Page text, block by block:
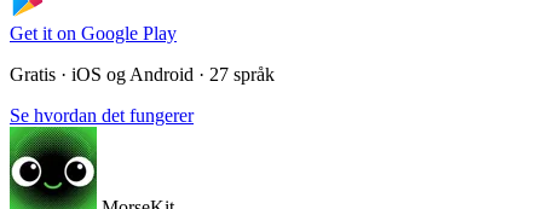
Get it on Google Play
Gratis · iOS og Android · 27 språk
Se hvordan det fungerer